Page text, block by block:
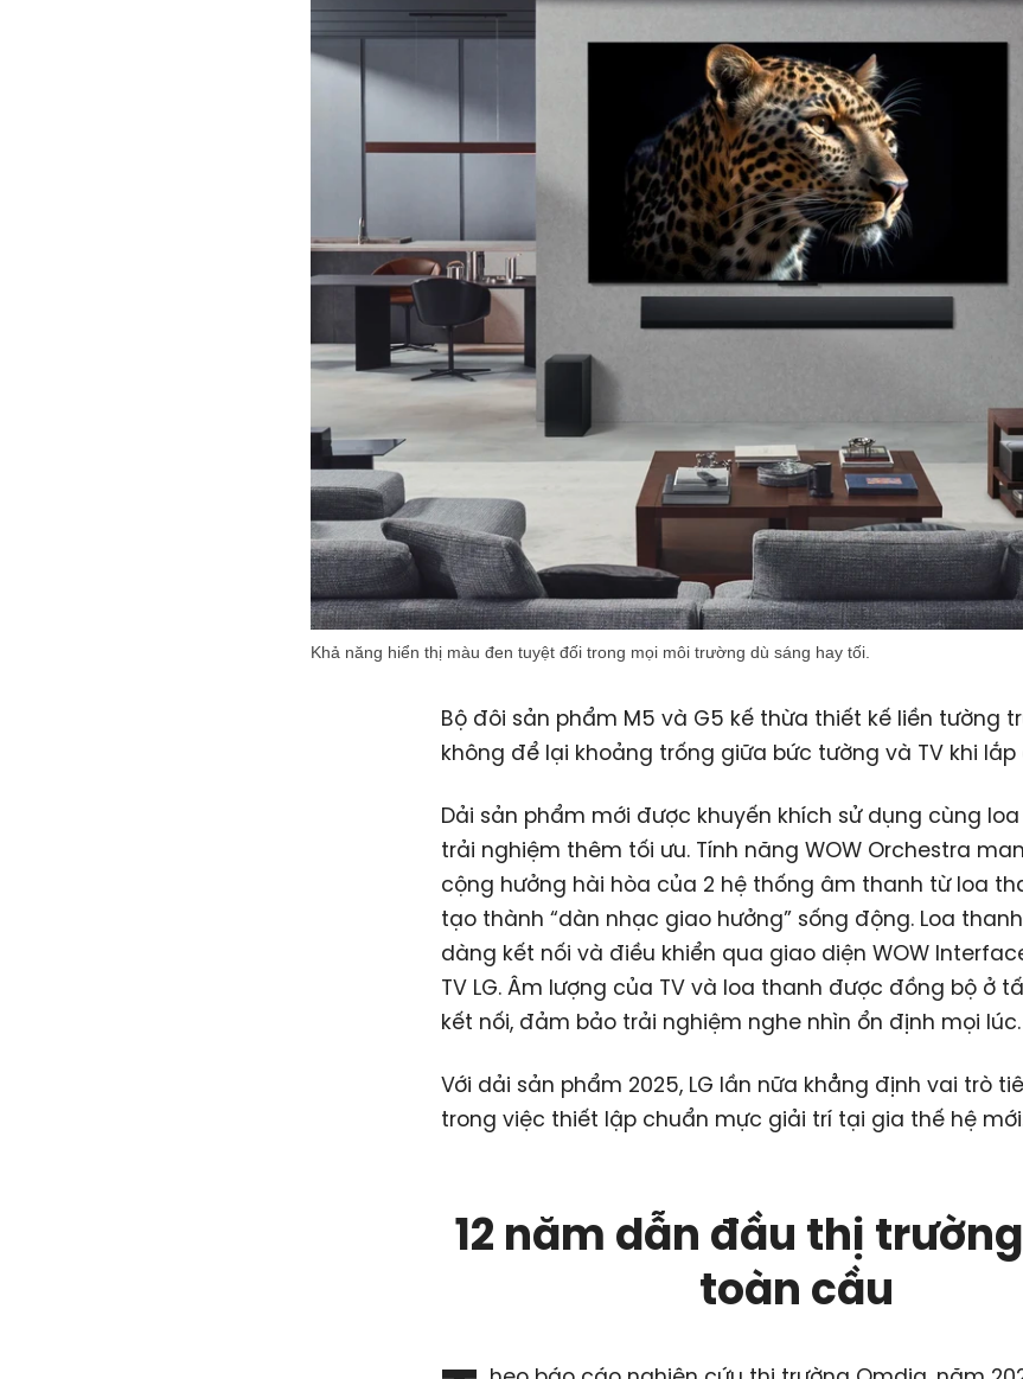
Khả năng hiển thị màu đen tuyệt đối trong mọi môi trường dù sáng hay tối.
Bộ đôi sản phẩm M5 và G5 kế thừa thiết kế liền tường
không để lại khoảng trống giữa bức tường và TV khi
Dải sản phẩm mới được khuyến khích sử dụng cùng
trải nghiệm thêm tối ưu. Tính năng WOW Orchestra
cộng hưởng hài hòa của 2 hệ thống âm thanh từ loa
tạo thành “dàn nhạc giao hưởng” sống động. Loa
dàng kết nối và điều khiển qua giao diện WOW
TV LG. Âm lượng của TV và loa thanh được đồng bộ ở
kết nối, đảm bảo trải nghiệm nghe nhìn ổn định mọi lúc.
Với dải sản phẩm 2025, LG lần nữa khẳng định vai trò
trong việc thiết lập chuẩn mực giải trí tại gia thế hệ
12 năm dẫn đầu thị trường
toàn cầu